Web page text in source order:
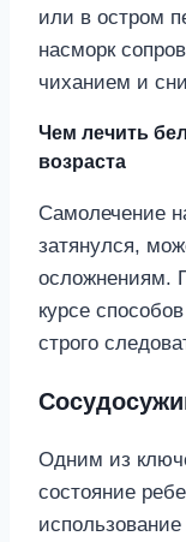
или в остром
насморк
чиханием и
Чем лечить
возраста
Самолечение
затянулся,
осложнениям.
курсе
строго
Одним из
состояние